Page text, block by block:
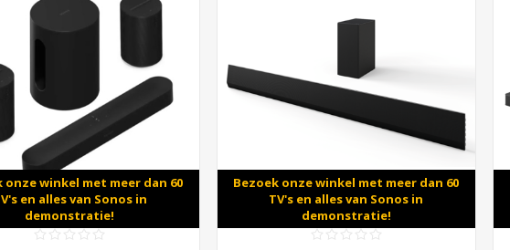
onze winkel met meer dan 60
en alles van Sonos in
demonstratie!
Bezoek onze winkel met meer dan 60
TV's en alles van Sonos in
demonstratie!